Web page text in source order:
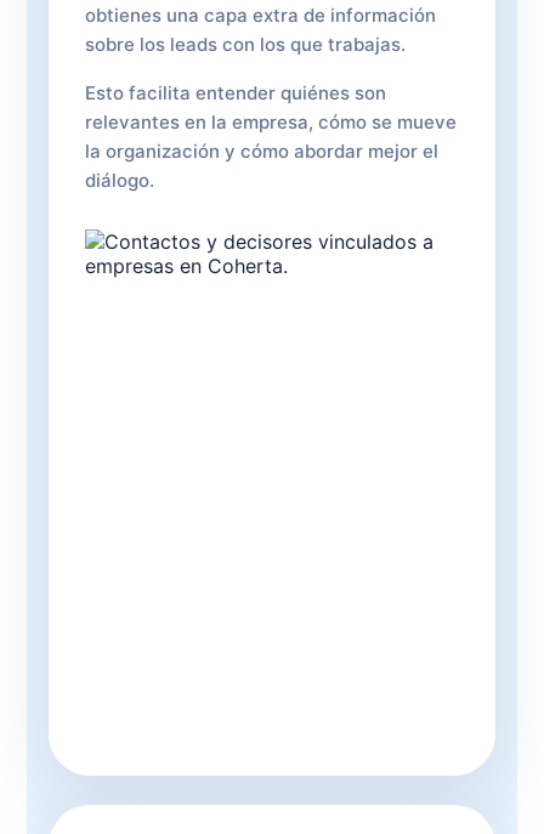
obtienes una capa extra de información
sobre los leads con los que trabajas.
Esto facilita entender quiénes son
relevantes en la empresa, cómo se mueve
la organización y cómo abordar mejor el
diálogo.